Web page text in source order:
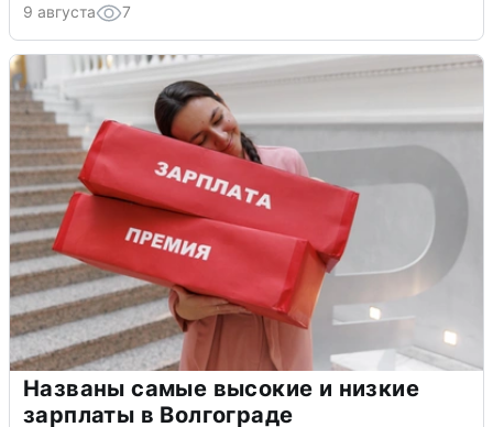
9 августа 7
Названы самые высокие и низкие
зарплаты в Волгограде